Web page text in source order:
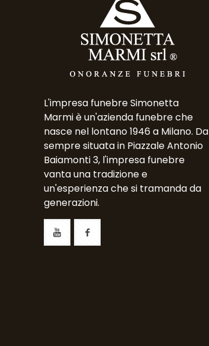
L'impresa funebre Simonetta
Marmi è un'azienda funebre che
nasce nel lontano 1946 a Milano. Da
sempre situata in Piazzale Antonio
Baiamonti 3, l'impresa funebre
vanta una tradizione e
un'esperienza che si tramanda da
generazioni.